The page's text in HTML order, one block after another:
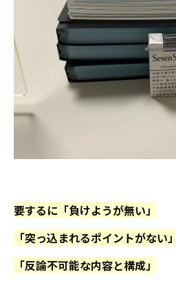
要するに「負けようが無い」
「突っ込まれるポイントがない」
「反論不可能な内容と構成」